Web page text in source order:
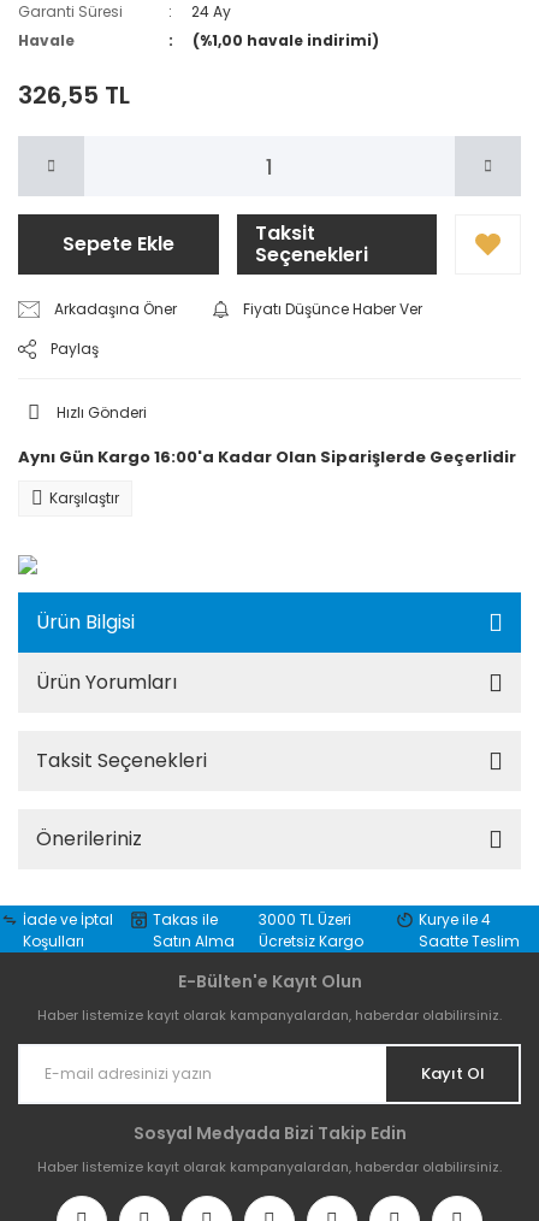
Garanti Süresi
24 Ay
Havale
(%1,00 havale indirimi)
326,55 TL
Sepete Ekle Taksit
Seçenekleri
Arkadaşına Öner
Fiyatı Düşünce Haber Ver
Paylaş
Hızlı Gönderi
Aynı Gün Kargo 16:00'a Kadar Olan Siparişlerde Geçerlidir
Karşılaştır
Ürün Bilgisi
Ürün Yorumları
Taksit Seçenekleri
Önerileriniz
İade ve İptal
Koşulları
Takas ile
Satın Alma
3000 TL Üzeri
Ücretsiz Kargo
Kurye ile 4
Saatte Teslim
E-Bülten'e Kayıt Olun
Haber listemize kayıt olarak kampanyalardan, haberdar olabilirsiniz.
Kayıt Ol
Sosyal Medyada Bizi Takip Edin
Haber listemize kayıt olarak kampanyalardan, haberdar olabilirsiniz.